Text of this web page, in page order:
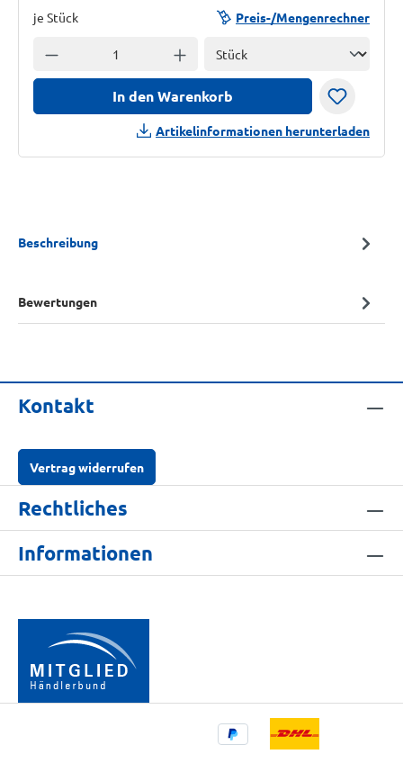
je Stück Preis-/Mengenrechner
Anzahl verringern Anzahl erhöhen
In den Warenkorb
Artikelinformationen herunterladen
Beschreibung
Bewertungen
Kontakt
Vertrag widerrufen
Rechtliches
Informationen